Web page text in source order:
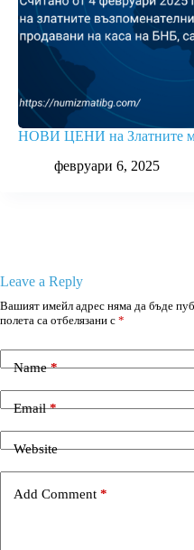
НОВИ ЦЕНИ на Златните
февруари 6, 2025
Leave a Reply
Вашият имейл адрес няма да бъде
полета са отбелязани с *
Name*
Email*
Website
Add Comment *